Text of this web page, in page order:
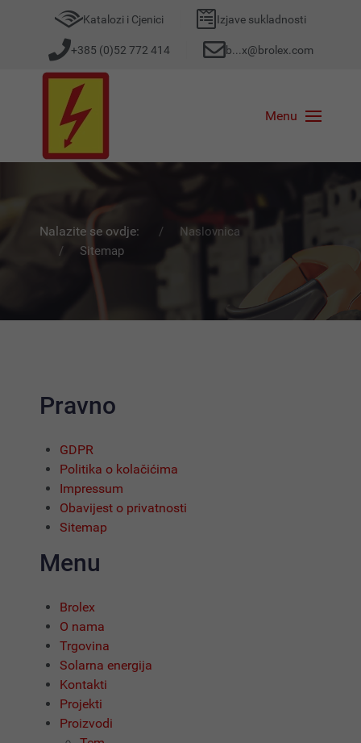
Katalozi i Cjenici Izjave sukladnosti
+385 (0)52 772 414 b...x@brolex.com
Menu
Nalazite se ovdje:
Naslovnica
Sitemap
Pravno
GDPR
Politika o kolačićima
Impressum
Obavijest o privatnosti
Sitemap
Menu
Brolex
O nama
Trgovina
Solarna energija
Kontakti
Projekti
Proizvodi